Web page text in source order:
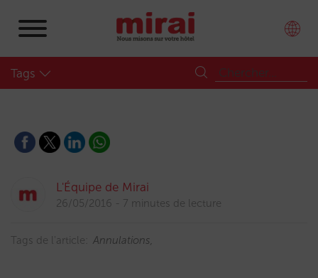
Tags
L'Équipe de Mirai
26/05/2016 7 minutes de lecture
Tags de l'article: Annulations